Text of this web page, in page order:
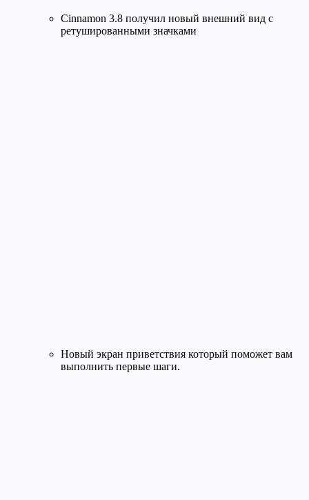
Cinnamon 3.8 получил новый внешний вид с
ретушированными значками
Новый экран приветствия который поможет вам
выполнить первые шаги.